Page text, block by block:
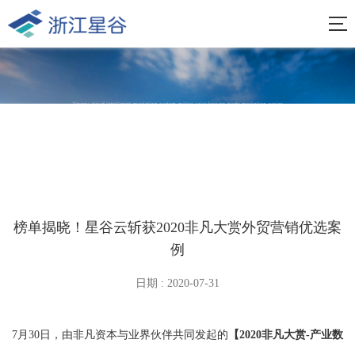
榜单揭晓！星谷云斩获2020非凡大赏外贸营销优选案
例
日期 : 2020-07-31
7月30日，由非凡资本与业界伙伴共同发起的 【2020非凡大赏-产业数